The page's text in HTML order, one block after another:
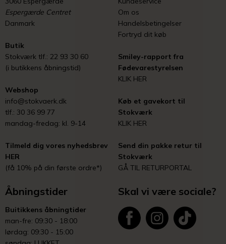
Espergærde Centret
Danmark
Butik
Stokværk tlf.: 22 93 30 60
(i butikkens åbningstid)
Webshop
info@stokvaerk.dk
tlf.: 30 36 99 77
mandag-fredag: kl. 9-14
Tilmeld dig vores nyhedsbrev
HER
(få 10% på din første ordre*)
Om os
Handelsbetingelser
Fortryd dit køb
Smiley-rapport fra
Fødevarestyrelsen
KLIK HER
Køb et gavekort til
Stokværk
KLIK HER
Send din pakke retur til
Stokværk
GÅ TIL RETURPORTAL
Åbningstider
Buitikkens åbningtider
man-fre: 09:30 - 18:00
lørdag: 09:30 - 15:00
Skal vi være sociale?